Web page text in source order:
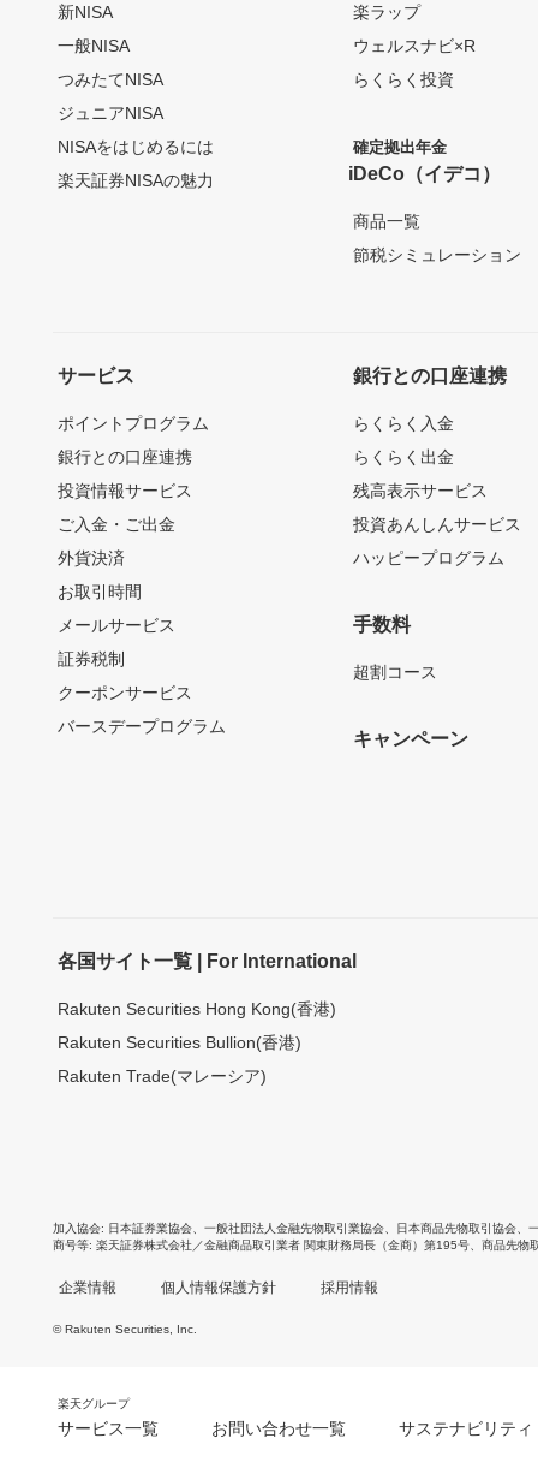
新NISA
一般NISA
つみたてNISA
ジュニアNISA
NISAをはじめるには
楽天証券NISAの魅力
楽ラップ
ウェルスナビ×R
らくらく投資
確定拠出年金
iDeCo（イデコ）
商品一覧
節税シミュレーション
サービス
ポイントプログラム
銀行との口座連携
投資情報サービス
ご入金・ご出金
外貨決済
お取引時間
メールサービス
証券税制
クーポンサービス
バースデープログラム
銀行との口座連携
らくらく入金
らくらく出金
残高表示サービス
投資あんしんサービス
ハッピープログラム
手数料
超割コース
キャンペーン
各国サイト一覧 | For International
Rakuten Securities Hong Kong(香港)
Rakuten Securities Bullion(香港)
Rakuten Trade(マレーシア)
加入協会 日本証券業協会 一般社団法人金融先物取引業協会 日本商品先物取引協会
商号等 楽天証券株式会社／金融商品取引業者 関東財務局長（金商）第195号、商品先物
企業情報 個人情報保護方針 採用情報
© Rakuten Securities, Inc.
楽天グループ
サービス一覧 お問い合わせ一覧 サステナビリティ